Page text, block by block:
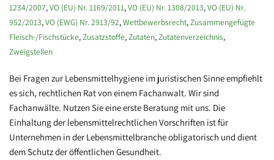
1234/2007,VO (EU) Nr. 1169/2011,VO (EU) Nr. 1308/2013,VO (EU) Nr.
952/2013,VO (EWG) Nr. 2913/92,Wettbewerbsrecht,Zusammengefügte
Fleisch-/Fischstücke,Zusatzstoffe,Zutaten,Zutatenverzeichnis,
Zweigstellen
Bei Fragen zur Lebensmittelhygiene im juristischen Sinne empfiehlt
es sich, rechtlichen Rat von einem Fachanwalt. Wir sind
Fachanwälte. Nutzen Sie eine erste Beratung mit uns. Die
Einhaltung der lebensmittelrechtlichen Vorschriften ist für
Unternehmen in der Lebensmittelbranche obligatorisch und dient
dem Schutz der öffentlichen Gesundheit.